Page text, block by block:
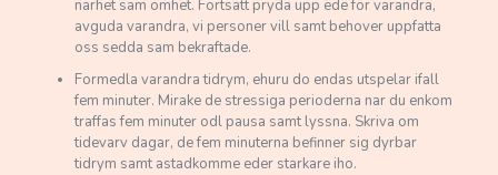
narhet sam omhet. Fortsatt pryda upp ede for varandra,
avguda varandra, vi personer vill samt behover uppfatta
oss sedda sam bekraftade.
Formedla varandra tidrym, ehuru do endas utspelar ifall
fem minuter. Mirake de stressiga perioderna nar du enkom
traffas fem minuter odl pausa samt lyssna. Skriva om
tidevarv dagar, de fem minuterna befinner sig dyrbar
tidrym samt astadkomme eder starkare iho.